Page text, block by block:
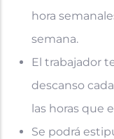
hora
semana.
El trabajador
descanso
las horas que
Se podrá